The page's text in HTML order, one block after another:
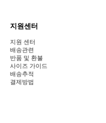
지원센터
지원 센터
배송관련
반품 및 환불
사이즈 가이드
배송추적
결제방법